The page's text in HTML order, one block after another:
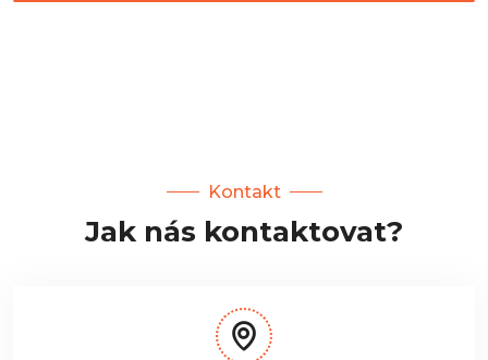
Kontakt
Jak nás kontaktovat?